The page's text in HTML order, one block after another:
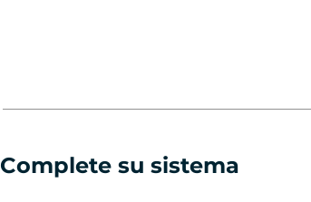
Complete su sistema